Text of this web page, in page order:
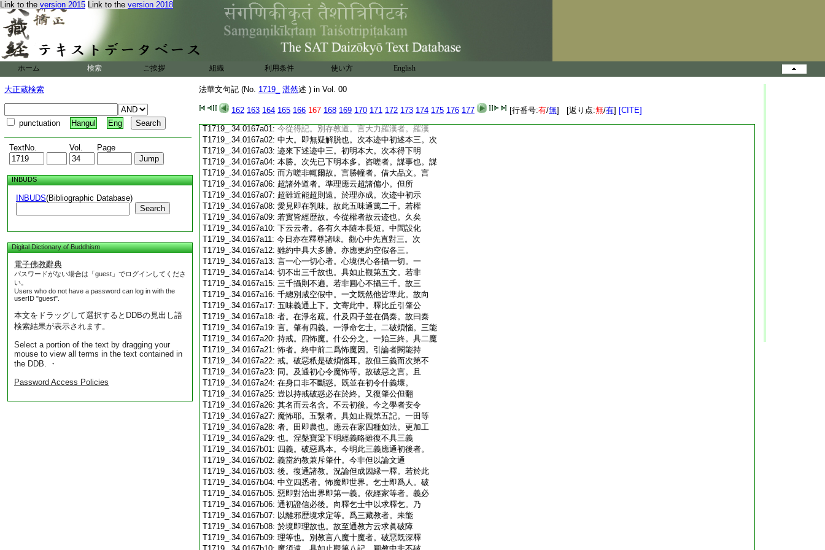
Link to the version 2015 Link to the version 2018
ホーム 検索 ご挨拶 組織 利用条件 使い方 English
大正蔵検索
punctuation Hangul Eng
TextNo. Vol. Page
INBUDS
INBUDS(Bibliographic Database)
Search
Digital Dictionary of Buddhism
電子佛教辭典
パスワードがない場合は「guest」でログインしてくださ
い。
Users who do not have a password can log in with the
userID "guest".
本文をドラッグして選択するとDDBの見出し語
検索結果が表示されます。
Select a portion of the text by dragging your
mouse to view all terms in the text contained in
the DDB. ・
Password Access Policies
法華文句記 (No. 1719_ 湛然述 ) in Vol. 00
162 163 164 165 166 167 168 169 170 171 172 173 174 175 176 177 [行番号:有/無] [返り点:無/有] [CITE]
T1719_.34.0166c19:三義通兼四悉。大即世界。多即爲人對治。
T1719_.34.0166c20: 勝即第一義也。應具明三念與外人異。及
T1719_.34.0166c21:以三念對大多勝之所以也。還將三念以
T1719_.34.0166c22:
對四悉。具如止觀第十記。四韋陀者。如下
第五經疏及止觀第十記。次約教中牒前初
T1719_.34.0166c24:釋判屬三藏。準前文故但云所敬等。前從
T1719_.34.0166c25:今明下應義通偏圓。以前文中且對外釋
T1719_.34.0166c26:
故云三藏。次大者下約後三教。初明多義
T1719_.34.0166c27:但是約事。後三不可更加其數。但約所知
T1719_.34.0166c28: 以釋其多。故前通釋大多勝三。各具三義。
T1719_.34.0167a01: 今從得記。別存教道。言大力羅漢者。羅漢
T1719_.34.0167a02: 中大。即無疑解脱也。次本迹中初述本三。次
T1719_.34.0167a03: 迹來下述迹中三。初明本大。次本得下明
T1719_.34.0167a04: 本勝。次先已下明本多。咨嗟者。謀事也。謀
T1719_.34.0167a05: 而方嗟非輒爾故。言勝幢者。借大品文。言
T1719_.34.0167a06: 超諸外道者。準理應云超諸偏小。但所
T1719_.34.0167a07: 超雖近能超則遠。於理亦成。次迹中初示
T1719_.34.0167a08: 愛見即在乳味。故此五味通萬二千。若權
T1719_.34.0167a09: 若實皆經歴故。今從權者故云迹也。久矣
T1719_.34.0167a10: 下云云者。各有久本隨本長短。中間設化
T1719_.34.0167a11: 今日亦在釋尊諸味。觀心中先直對三。次
T1719_.34.0167a12: 雖約中具大多勝。亦應更約空假各三。
T1719_.34.0167a13: 言一心一切心者。心境倶心各攝一切。一
T1719_.34.0167a14: 切不出三千故也。具如止觀第五文。若非
T1719_.34.0167a15: 三千攝則不遍。若非圓心不攝三千。故三
T1719_.34.0167a16: 千總別咸空假中。一文既然他皆準此。故向
T1719_.34.0167a17: 五味義通上下。文寄此中。釋比丘引肇公
T1719_.34.0167a18: 者。在淨名疏。什及四子並在僞秦。故曰秦
T1719_.34.0167a19: 言。肇有四義。一淨命乞士。二破煩惱。三能
T1719_.34.0167a20: 持戒。四怖魔。什公分之。一始三終。具二魔
T1719_.34.0167a21:怖者。終中前二爲怖魔因。引論者闕能持
T1719_.34.0167a22: 戒。破惡秖是破煩惱耳。故但三義而次第不
T1719_.34.0167a23: 同。及通初心令魔怖等。故破惡之言。且
T1719_.34.0167a24: 在身口非不斷惑。既並在初令什義壞。
T1719_.34.0167a25: 豈以持戒破惑必在於終。又復肇公但翻
T1719_.34.0167a26: 其名而云名含。不云初後。今之學者安令
T1719_.34.0167a27: 魔怖耶。五繋者。具如止觀第五記。一田等
T1719_.34.0167a28: 者。田即農也。應云在家四種如法。更加工
T1719_.34.0167a29: 也。涅槃寶梁下明經義略雖復不具三義
T1719_.34.0167b01: 四義。破惡爲本。今明此三義應通初後者。
T1719_.34.0167b02: 義當約教兼斥肇什。今非但以論文通
T1719_.34.0167b03: 後。復通諸教。況論但成因縁一釋。若於此
T1719_.34.0167b04: 中立四悉者。怖魔即世界。乞士即爲人。破
T1719_.34.0167b05: 惡即對治出界即第一義。依經家等者。義必
T1719_.34.0167b06: 通初證信必後。向釋乞士中以求釋乞。乃
T1719_.34.0167b07: 以離邪歴境求定等。爲三藏教者。未能
T1719_.34.0167b08: 於境即理故也。故至通教方云求眞破障
T1719_.34.0167b09: 理等也。別教言八魔十魔者。破惡既深釋